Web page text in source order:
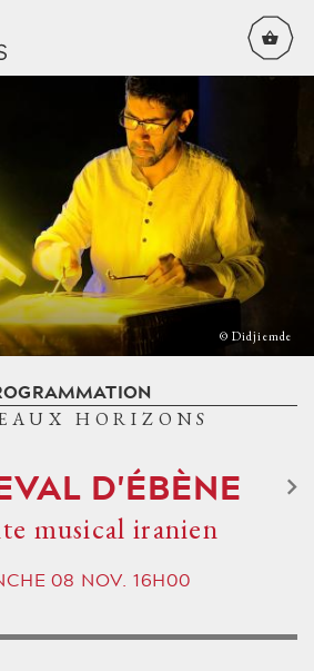
contenu principal
© Didjiemde
HORIZONS
D'ÉBÈNE
musical iranien
08 NOV. 16H00